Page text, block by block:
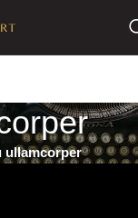
ullamcorper